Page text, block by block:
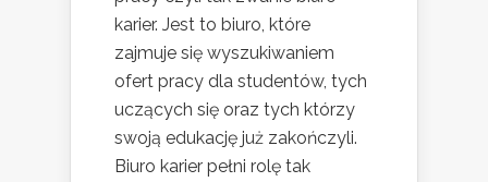
karier. Jest to biuro, które
zajmuje się wyszukiwaniem
ofert pracy dla studentów, tych
uczących się oraz tych którzy
swoją edukację już zakończyli.
Biuro karier pełni rolę tak